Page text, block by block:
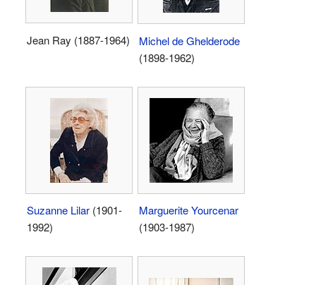
Jean Ray (1887-1964)
Michel de Ghelderode
(1898-1962)
Suzanne Lilar (1901-
1992)
Marguerite Yourcenar
(1903-1987)